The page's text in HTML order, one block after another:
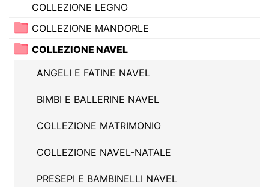
COLLEZIONE LEGNO
COLLEZIONE MANDORLE
COLLEZIONE NAVEL
ANGELI E FATINE NAVEL
BIMBI E BALLERINE NAVEL
COLLEZIONE MATRIMONIO
COLLEZIONE NAVEL-NATALE
PRESEPI E BAMBINELLI NAVEL